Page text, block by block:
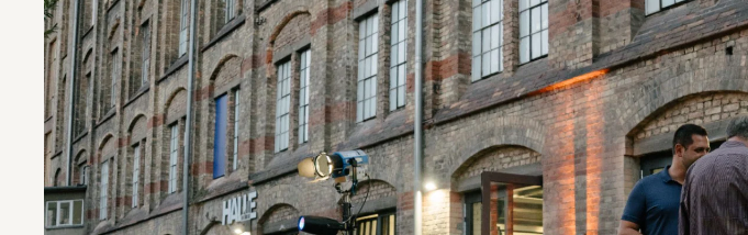
© SCHIRN, Foto: Tetyana Lux
Programm
Über die SCHIRN
Öffnungszeiten
Kontakt
Newsletter
Besuch planen
Führungen
Tickets und Preise
Barrierefreiheit
Fragen & Antworten